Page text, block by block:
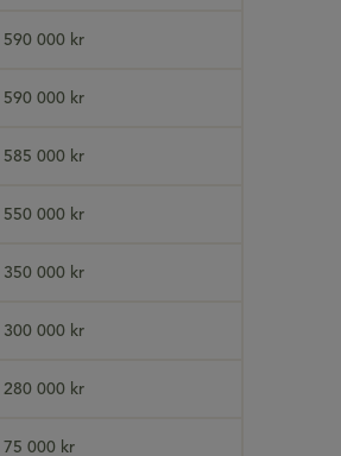
590 000 kr
590 000 kr
585 000 kr
550 000 kr
350 000 kr
300 000 kr
280 000 kr
75 000 kr